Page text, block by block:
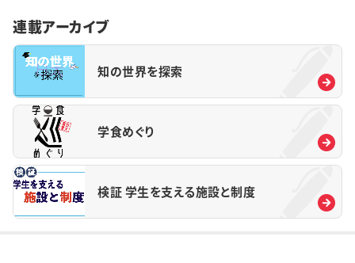
連載アーカイブ
知の世界を探索
学食めぐり
検証 学生を支える施設と制度